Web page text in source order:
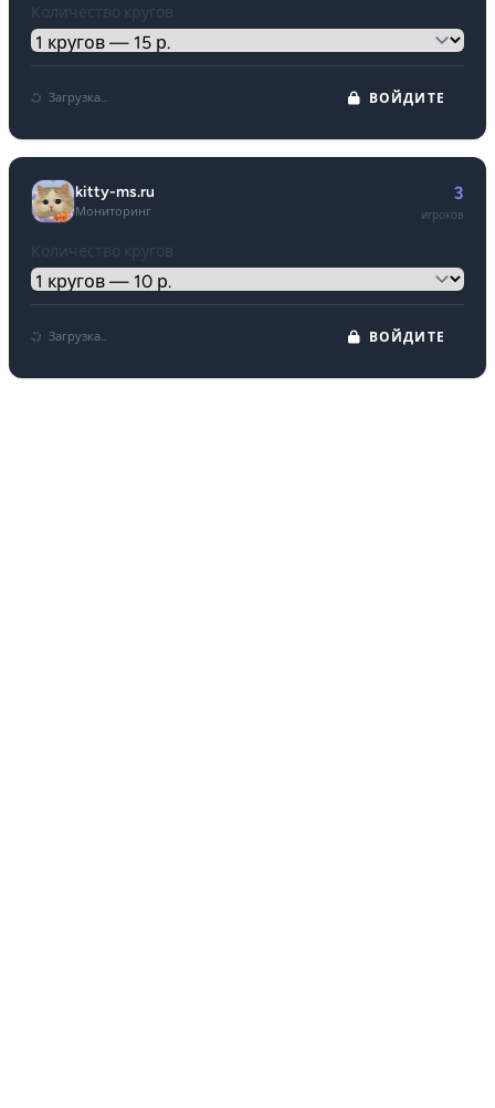
Количество кругов
Загрузка... ВОЙДИТЕ
kitty-ms.ru
Мониторинг
3
игроков
Количество кругов
Загрузка... ВОЙДИТЕ